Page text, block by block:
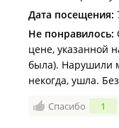
Дата посещения:
Не понравилось:
цене, указанной
была). Нарушили
некогда, ушла.
Спасибо 1